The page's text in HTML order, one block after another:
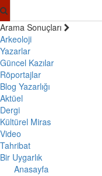
Arama Sonuçları
Arkeoloji
Yazarlar
Güncel Kazılar
Röportajlar
Blog Yazarlığı
Aktüel
Dergi
Kültürel Miras
Video
Tahribat
Bir Uygarlık
Anasayfa